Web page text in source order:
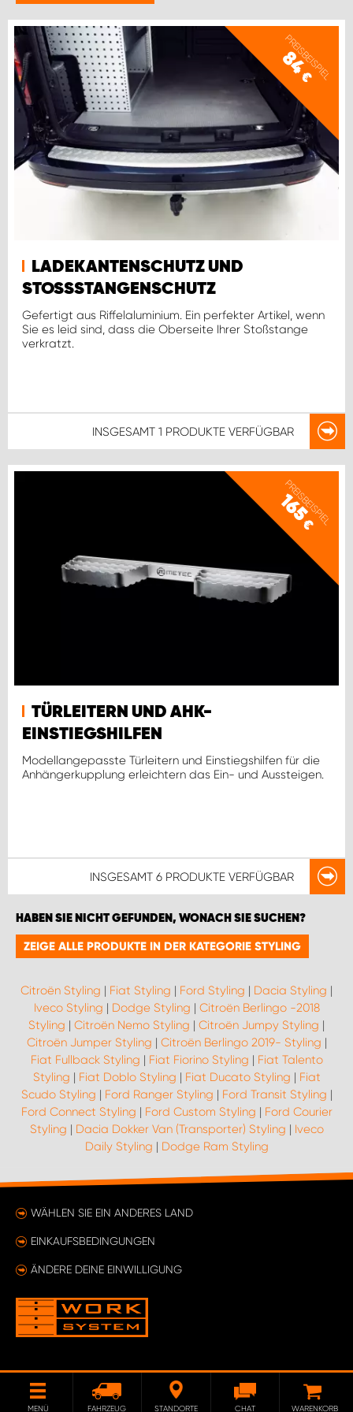
PREISBEISPIEL
84
€
LADEKANTENSCHUTZ UND
STOSSSTANGENSCHUTZ
Gefertigt aus Riffelaluminium. Ein perfekter Artikel, wenn
Sie es leid sind, dass die Oberseite Ihrer Stoßstange
verkratzt.
INSGESAMT 1 PRODUKTE VERFÜGBAR
PREISBEISPIEL
165
€
TÜRLEITERN UND AHK-
EINSTIEGSHILFEN
Modellangepasste Türleitern und Einstiegshilfen für die
Anhängerkupplung erleichtern das Ein- und Aussteigen.
INSGESAMT 6 PRODUKTE VERFÜGBAR
HABEN SIE NICHT GEFUNDEN, WONACH SIE SUCHEN?
ZEIGE ALLE PRODUKTE IN DER KATEGORIE STYLING
Citroën Styling | Fiat Styling | Ford Styling | Dacia Styling |
Iveco Styling | Dodge Styling | Citroën Berlingo -2018
Styling | Citroën Nemo Styling | Citroën Jumpy Styling |
Citroën Jumper Styling | Citroën Berlingo 2019- Styling |
Fiat Fullback Styling | Fiat Fiorino Styling | Fiat Talento
Styling | Fiat Doblo Styling | Fiat Ducato Styling | Fiat
Scudo Styling | Ford Ranger Styling | Ford Transit Styling |
Ford Connect Styling | Ford Custom Styling | Ford Courier
Styling | Dacia Dokker Van (Transporter) Styling | Iveco
Daily Styling | Dodge Ram Styling
WÄHLEN SIE EIN ANDERES LAND
EINKAUFSBEDINGUNGEN
ÄNDERE DEINE EINWILLIGUNG
MENÜ FAHRZEUG STANDORTE
WORK SYSTEM BRÜSSEL
WORK SYSTEM LIMBURG-KEMPEN
WORK SYSTEM NAMEN
WORK SYSTEM WORK SYSTEM BRÜGGE
CHAT WARENKORB